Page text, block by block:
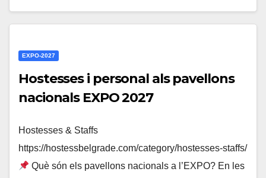
EXPO-2027
Hostesses i personal als pavellons
nacionals EXPO 2027
Hostesses & Staffs
https://hostessbelgrade.com/category/hostesses-staffs/
Què són els pavellons nacionals a l’EXPO? En les